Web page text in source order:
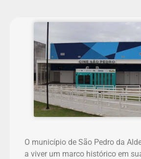
O município de São Pedro da
a viver um marco histórico em